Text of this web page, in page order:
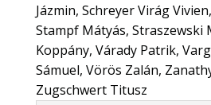
Jázmin, Schreyer Virág
Stampf Mátyás, Straszewski
Koppány, Várady Patrik,
Sámuel, Vörös Zalán,
Zugschwert Titusz